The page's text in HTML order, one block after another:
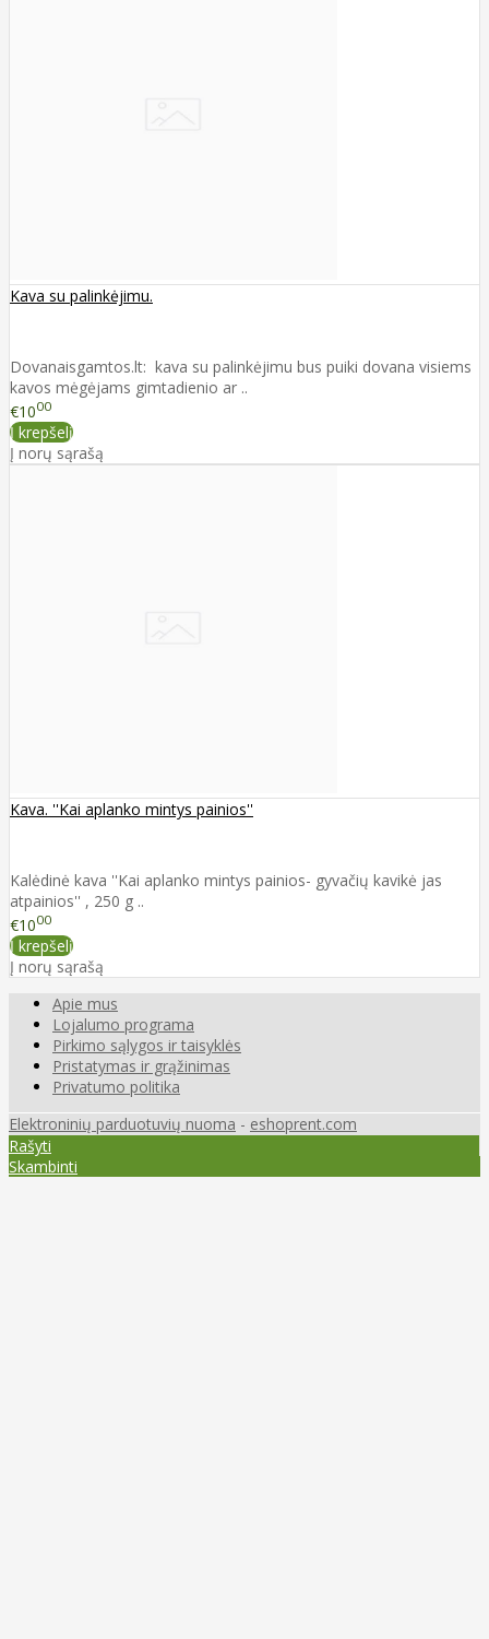
Kava su palinkėjimu.
Dovanaisgamtos.lt: kava su palinkėjimu bus puiki dovana visiems
kavos mėgėjams gimtadienio ar ..
€1000
Į krepšelį
Į norų sąrašą
Kava. ''Kai aplanko mintys painios''
Kalėdinė kava ''Kai aplanko mintys painios- gyvačių kavikė jas
atpainios'' , 250 g ..
€1000
Į krepšelį
Į norų sąrašą
Apie mus
Lojalumo programa
Pirkimo sąlygos ir taisyklės
Pristatymas ir grąžinimas
Privatumo politika
Elektroninių parduotuvių nuoma - eshoprent.com
Rašyti
Skambinti